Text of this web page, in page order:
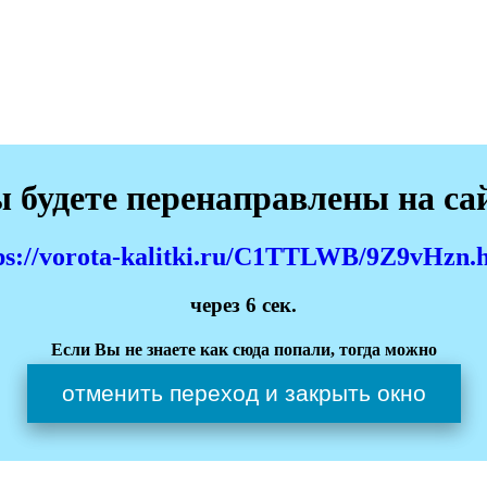
перенаправлены на
vorota-kalitki.ru/C1TTLWB/
через 6 сек.
Если Вы не знаете как сюда попали, тогда можно
отменить переход и закрыть окно